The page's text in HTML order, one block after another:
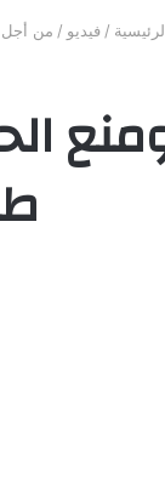
/ فيديو / من أجل